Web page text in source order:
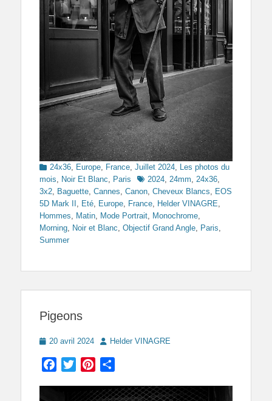
Categories
24x36 Europe France Juillet 2024 Les photos du
mois
Noir Et Blanc Paris Tags2024 24mm 24x36
3x2 Baguette Cannes Canon Cheveux Blancs
EOS
5D Mark II
Eté Europe France Helder VINAGRE
Hommes
Matin Mode Portrait Monochrome
Morning Noir et Blanc Objectif Grand Angle Paris
Summer
Pigeons
Posted
20 avril 2024 AuthorHelder VINAGRE
Facebook
TwitterPinterest